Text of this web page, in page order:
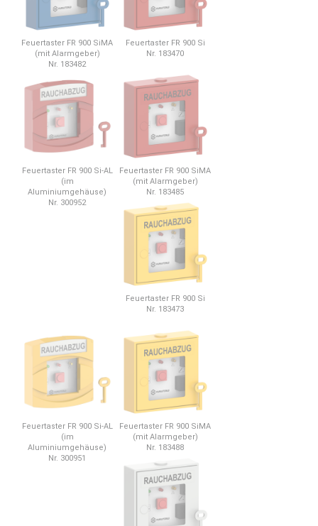
Feuertaster FR 900 SiMA
(mit Alarmgeber)
Nr. 183482
Feuertaster FR 900 Si
Nr. 183470
Feuertaster FR 900 Si-AL
(im
Aluminiumgehäuse)
Nr. 300952
Feuertaster FR 900 SiMA
(mit Alarmgeber)
Nr. 183485
Feuertaster FR 900 Si
Nr. 183473
Feuertaster FR 900 Si-AL
(im
Aluminiumgehäuse)
Nr. 300951
Feuertaster FR 900 SiMA
(mit Alarmgeber)
Nr. 183488